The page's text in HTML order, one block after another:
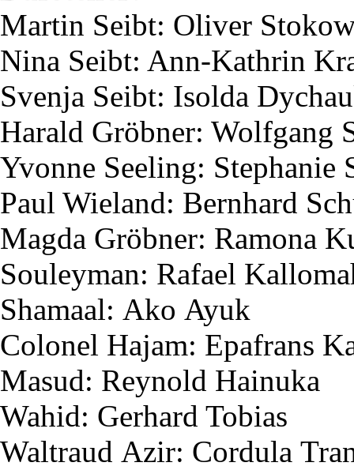
Martin Seibt: Oliver
Nina Seibt: Ann-Kathrin
Svenja Seibt: Isolda
Harald Gröbner: Wolfgang
Yvonne Seeling: Stephanie
Paul Wieland: Bernhard
Magda Gröbner: Ramona
Souleyman: Rafael
Shamaal: Ako Ayuk
Colonel Hajam: Epafrans
Masud: Reynold Hainuka
Wahid: Gerhard Tobias
Waltraud Azir: Cordula